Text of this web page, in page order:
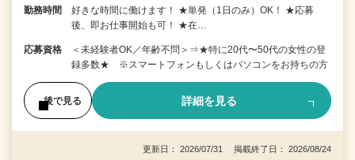
勤務時間
好きな時間に働けます！ ★単発（1日のみ）OK！ ★応募
後、即お仕事開始も可！ ★在…
応募資格
＜未経験者OK／年齢不問＞⇒★特に20代〜50代の女性の登
録多数★ ※スマートフォンもしくはパソコンをお持ちの方
後で見る 詳細を見る
更新日： 2026/07/31 掲載終了日： 2026/08/24